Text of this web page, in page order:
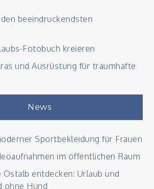
beeindruckendsten
Fotobuch kreieren
und Ausrüstung für traumhafte
News
Sportbekleidung für Frauen
im öffentlichen Raum
Ostalb entdecken: Urlaub und
ohne Hund